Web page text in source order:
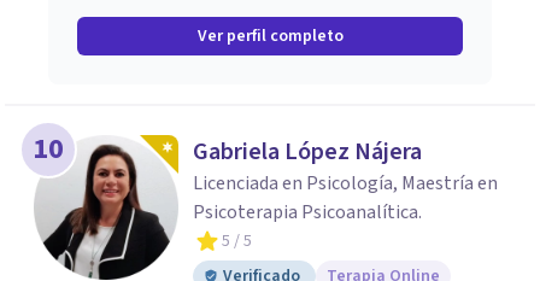
Ver perfil completo
10 Gabriela López Nájera
Licenciada en Psicología, Maestría en
Psicoterapia Psicoanalítica.
5 / 5
Verificado
Terapia Online